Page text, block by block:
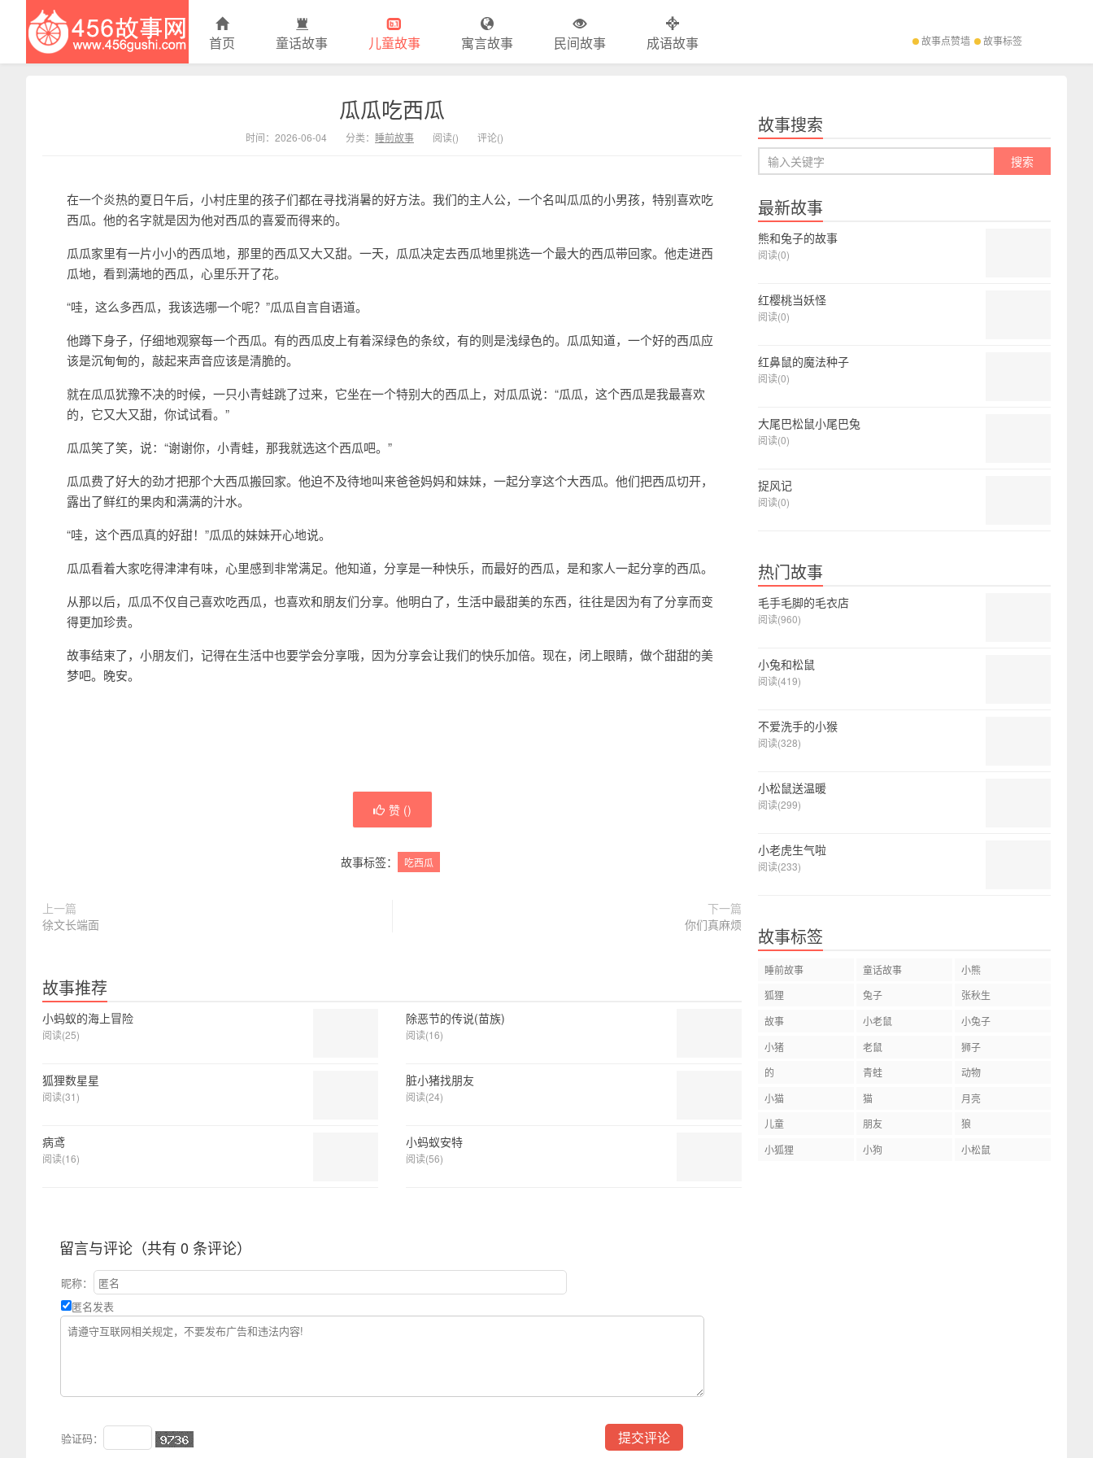
首页 童话故事 儿童故事 寓言故事 民间故事 成语故事 故事点赞墙 故事标签
瓜瓜吃西瓜
时间：2026-06-04 分类： 睡前故事 阅读() 评论()
在一个炎热的夏日午后，小村庄里的孩子们都在寻找消暑的好方法。我们的主人公，一个名叫瓜瓜的小男孩，特别喜欢吃
西瓜。他的名字就是因为他对西瓜的喜爱而得来的。
瓜瓜家里有一片小小的西瓜地，那里的西瓜又大又甜。一天，瓜瓜决定去西瓜地里挑选一个最大的西瓜带回家。他走进西
瓜地，看到满地的西瓜，心里乐开了花。
“哇，这么多西瓜，我该选哪一个呢？”瓜瓜自言自语道。
他蹲下身子，仔细地观察每一个西瓜。有的西瓜皮上有着深绿色的条纹，有的则是浅绿色的。瓜瓜知道，一个好的西瓜应
该是沉甸甸的，敲起来声音应该是清脆的。
就在瓜瓜犹豫不决的时候，一只小青蛙跳了过来，它坐在一个特别大的西瓜上，对瓜瓜说：“瓜瓜，这个西瓜是我最喜欢
的，它又大又甜，你试试看。”
瓜瓜笑了笑，说：“谢谢你，小青蛙，那我就选这个西瓜吧。”
瓜瓜费了好大的劲才把那个大西瓜搬回家。他迫不及待地叫来爸爸妈妈和妹妹，一起分享这个大西瓜。他们把西瓜切开，
露出了鲜红的果肉和满满的汁水。
“哇，这个西瓜真的好甜！”瓜瓜的妹妹开心地说。
瓜瓜看着大家吃得津津有味，心里感到非常满足。他知道，分享是一种快乐，而最好的西瓜，是和家人一起分享的西瓜。
从那以后，瓜瓜不仅自己喜欢吃西瓜，也喜欢和朋友们分享。他明白了，生活中最甜美的东西，往往是因为有了分享而变
得更加珍贵。
故事结束了，小朋友们，记得在生活中也要学会分享哦，因为分享会让我们的快乐加倍。现在，闭上眼睛，做个甜甜的美
梦吧。晚安。
赞 ()
故事标签： 吃西瓜
上一篇
徐文长端面
下一篇
你们真麻烦
故事推荐
小蚂蚁的海上冒险
阅读(25)
除恶节的传说(苗族)
阅读(16)
狐狸数星星
阅读(31)
脏小猪找朋友
阅读(24)
病鸢
阅读(16)
小蚂蚁安特
阅读(56)
留言与评论（共有 0 条评论）
昵称：
匿名发表
验证码：
故事搜索
最新故事
熊和兔子的故事
阅读(0)
红樱桃当妖怪
阅读(0)
红鼻鼠的魔法种子
阅读(0)
大尾巴松鼠小尾巴兔
阅读(0)
捉风记
阅读(0)
热门故事
毛手毛脚的毛衣店
阅读(960)
小兔和松鼠
阅读(419)
不爱洗手的小猴
阅读(328)
小松鼠送温暖
阅读(299)
小老虎生气啦
阅读(233)
故事标签
睡前故事 童话故事
小熊
狐狸
兔子
张秋生
故事
小老鼠
小兔子
小猪
老鼠
狮子
的
青蛙
动物
小猫
猫
月亮
儿童
朋友
狼
小狐狸
小狗 小松鼠